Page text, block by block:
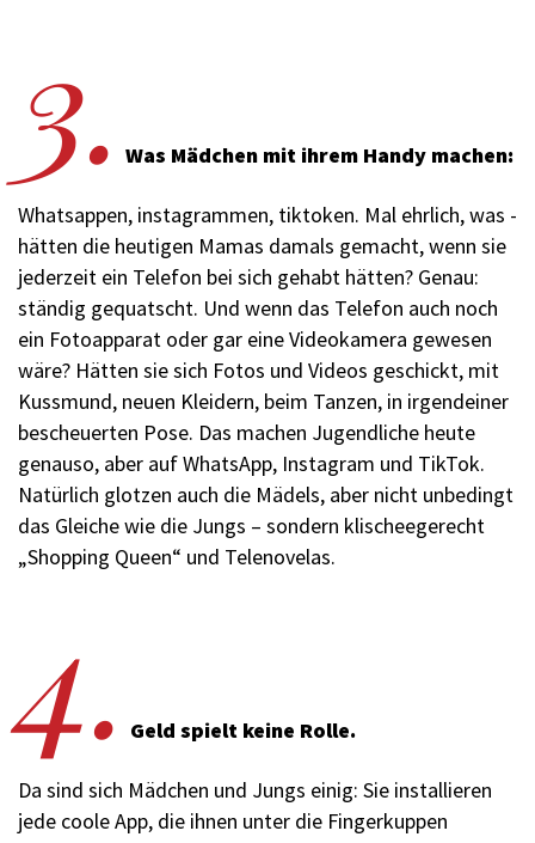
3. Was Mädchen mit ihrem Handy machen:
Whatsappen, instagrammen, tiktoken. Mal ehrlich, was ­
hätten die heutigen Mamas damals gemacht, wenn sie
jederzeit ein Telefon bei sich gehabt hätten? Genau:
ständig ge­quatscht. Und wenn das Telefon auch noch
ein Fotoapparat oder gar eine Videokamera gewesen
wäre? Hätten sie sich Fotos und Videos geschickt, mit
Kussmund, neuen Kleidern, beim Tanzen, in irgendeiner
bescheuerten Pose. Das machen Jugendliche heute
genauso, aber auf WhatsApp, Instagram und TikTok.
Natürlich glotzen auch die Mädels, aber nicht unbedingt
das Gleiche wie die Jungs – sondern klischeegerecht
„Shopping Queen“ und Telenovelas.
4. Geld spielt keine Rolle.
Da sind sich Mädchen und Jungs einig: Sie installieren
jede coole App, die ihnen unter die Fingerkuppen